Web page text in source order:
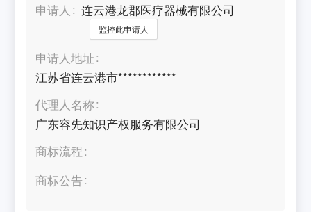
申请人
连云港龙郡医疗器械有限公司
监控此申请人
申请人地址
江苏省连云港市************
代理人名称
广东容先知识产权服务有限公司
商标流程
商标公告